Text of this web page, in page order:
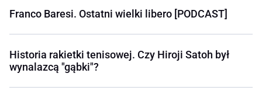
Franco Baresi. Ostatni wielki libero [PODCAST]
Historia rakietki tenisowej. Czy Hiroji Satoh był
wynalazcą "gąbki"?